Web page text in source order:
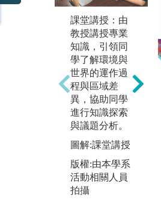
課堂講授：由
教授講授專業
知識，引領同
學了解環境與
世界的運作過
程與區域差
異，協助同學
進行知識探索
與議題分析。
圖解:課堂講授
版權:由本學系
活動相關人員
拍攝